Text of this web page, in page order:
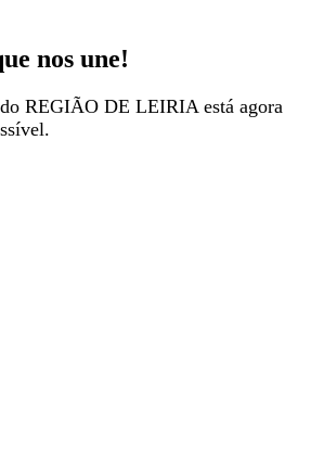
nos une!
REGIÃO DE LEIRIA está agora